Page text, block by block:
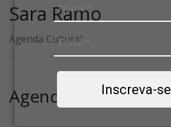
Inscreva-se
Sara Ramo
Agenda Cultural
Agenda Cultural